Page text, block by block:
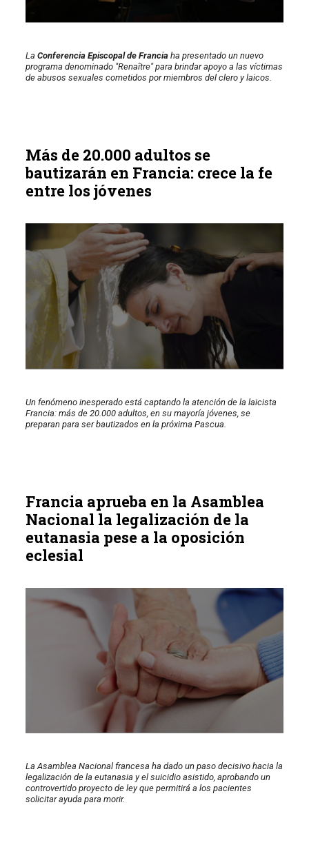
La Conferencia Episcopal de Franciaha presentado un nuevo
programa denominado "Renaître" para brindar apoyo a las víctimas
de abusos sexuales cometidos por miembros del clero y laicos.
Más de 20.000 adultos se
bautizarán en Francia: crece la fe
entre los jóvenes
Un fenómeno inesperado está captando la atención de la laicista
Francia: más de 20.000 adultos, en su mayoría jóvenes, se
preparan para ser bautizados en la próxima Pascua.
Francia aprueba en la Asamblea
Nacional la legalización de la
eutanasia pese a la oposición
eclesial
La Asamblea Nacional francesa ha dado un paso decisivo hacia la
legalización de la eutanasia y el suicidio asistido, aprobando un
controvertido proyecto de ley que permitirá a los pacientes
solicitar ayuda para morir.